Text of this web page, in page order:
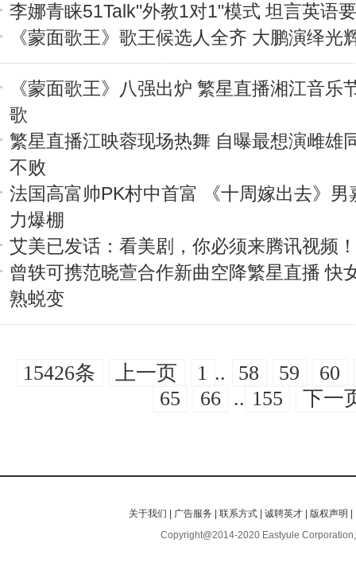
李娜青睐51Talk"外教1对1"模式 坦言英语
《蒙面歌王》歌王候选人全齐 大鹏演绎光
《蒙面歌王》八强出炉 繁星直播湘江音乐
歌
繁星直播江映蓉现场热舞 自曝最想演雌雄
不败
法国高富帅PK村中首富 《十周嫁出去》男
力爆棚
艾美已发话：看美剧，你必须来腾讯视频！
曾轶可携范晓萱合作新曲空降繁星直播 快
熟蜕变
15426条 上一页 1 .. 58 59
60
65
66 .. 155 下一
关于我们 广告服务 |联系方式 |诚聘英才 版权声明
Copyright@2014-2020 Eastyule